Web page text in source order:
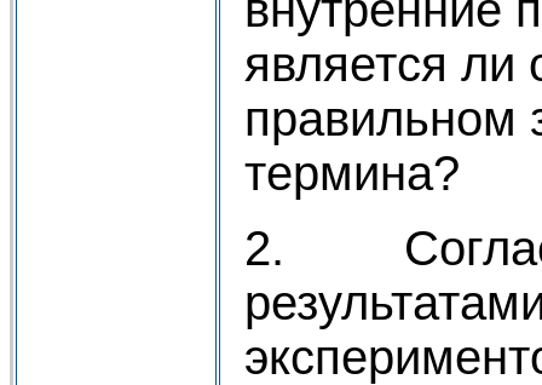
является ли
правильном
термина?
2.